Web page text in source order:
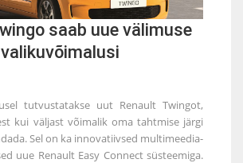
saab uue välimuse
tutvustatakse uut Renault Twingot,
kui väljast võimalik oma tahtmise järgi
Sel on ka innovatiivsed multimeedia-
uue Renault Easy Connect süsteemiga.